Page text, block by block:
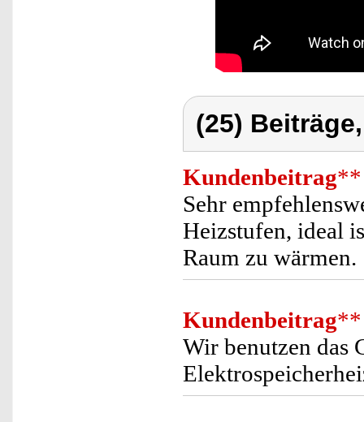
(25)
Kundenbeitrag**
Sehr
Heizstufen, ideal
Raum zu wärmen.
Kundenbeitrag**
Wir benutzen das